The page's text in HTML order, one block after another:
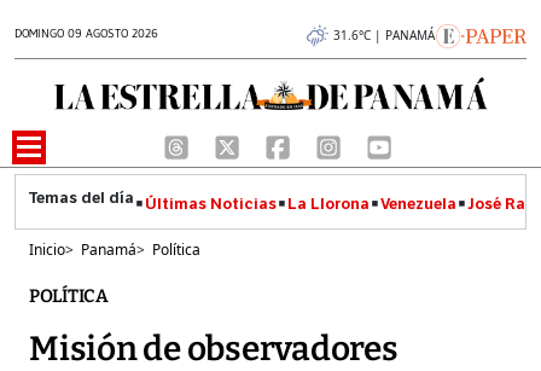
DOMINGO 09 AGOSTO 2026 31.6°C | PANAMÁ
Últimas Noticias La Llorona Venezuela José
Inicio> Panamá> Política
POLÍTICA
Misión de observadores